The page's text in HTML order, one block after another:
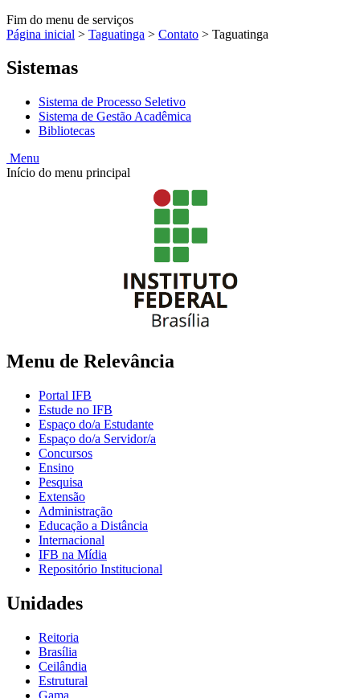
Fim do menu de serviços
Página inicial > Taguatinga > Contato > Taguatinga
Sistemas
Sistema de Processo Seletivo
Sistema de Gestão Acadêmica
Bibliotecas
Menu
Início do menu principal
Menu de Relevância
Portal IFB
Estude no IFB
Espaço do/a Estudante
Espaço do/a Servidor/a
Concursos
Ensino
Pesquisa
Extensão
Administração
Educação a Distância
Internacional
IFB na Mídia
Repositório Institucional
Unidades
Reitoria
Brasília
Ceilândia
Estrutural
Gama